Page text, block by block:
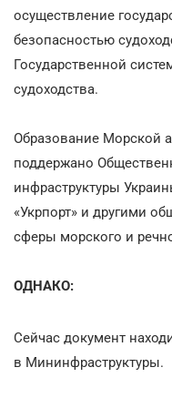
осуществление
безопасностью
Государственной
судоходства.
Образование Морской
поддержано
инфраструктуры
«Укрпорт» и другими
сферы морского и
ОДНАКО:
Сейчас документ
в Мининфраструктуры.